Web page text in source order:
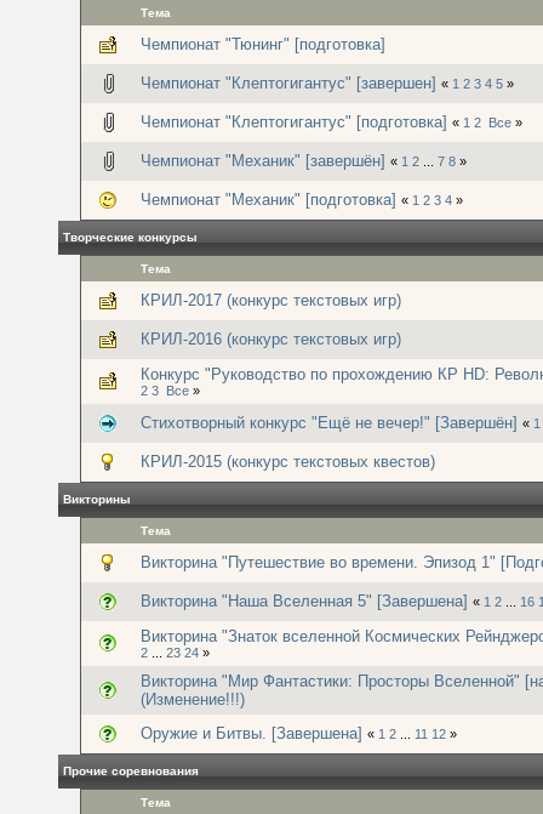
Тема
Чемпионат "Тюнинг" [подготовка]
Чемпионат "Клептогигантус" [завершен] « 1 2 3 4 5 »
Чемпионат "Клептогигантус" [подготовка] « 1 2 Все »
Чемпионат "Механик" [завершён] « 1 2 7 8 »
Чемпионат "Механик" [подготовка] « 1 2 3 4 »
Творческие конкурсы
Тема
КРИЛ-2017 (конкурс текстовых игр)
КРИЛ-2016 (конкурс текстовых игр)
Конкурс "Руководство по прохождению КР HD:
2 3 Все »
Стихотворный конкурс "Ещё не вечер!" [Завершён] « 1
КРИЛ-2015 (конкурс текстовых квестов)
Викторины
Тема
Викторина "Путешествие во времени. Эпизод 1"
Викторина "Наша Вселенная 5" [Завершена] « 1 2 16
Викторина "Знаток вселенной Космических
2 23 24 »
Викторина "Мир Фантастики: Просторы Вселенной"
(Изменение!!!)
Оружие и Битвы. [Завершена] « 1 2 11 12 »
Прочие соревнования
Тема